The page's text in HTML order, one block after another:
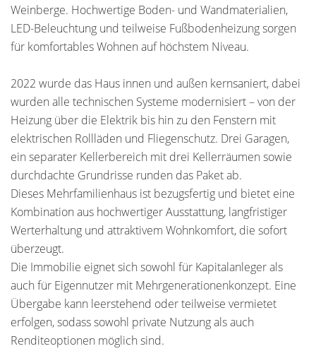
Weinberge. Hochwertige Boden- und Wandmaterialien,
LED-Beleuchtung und teilweise Fußbodenheizung sorgen
für komfortables Wohnen auf höchstem Niveau.
2022 wurde das Haus innen und außen kernsaniert, dabei
wurden alle technischen Systeme modernisiert – von der
Heizung über die Elektrik bis hin zu den Fenstern mit
elektrischen Rollläden und Fliegenschutz. Drei Garagen,
ein separater Kellerbereich mit drei Kellerräumen sowie
durchdachte Grundrisse runden das Paket ab.
Dieses Mehrfamilienhaus ist bezugsfertig und bietet eine
Kombination aus hochwertiger Ausstattung, langfristiger
Werterhaltung und attraktivem Wohnkomfort, die sofort
überzeugt.
Die Immobilie eignet sich sowohl für Kapitalanleger als
auch für Eigennutzer mit Mehrgenerationenkonzept. Eine
Übergabe kann leerstehend oder teilweise vermietet
erfolgen, sodass sowohl private Nutzung als auch
Renditeoptionen möglich sind.